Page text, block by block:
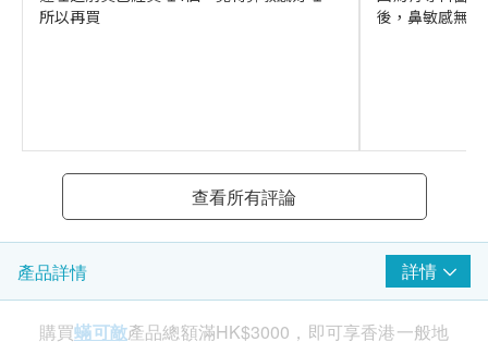
所以再買
後，鼻敏感無咁
查看所有評論
產品詳情 詳情
購買蟎可敵產品總額滿HK$3000，即可享香港一般地